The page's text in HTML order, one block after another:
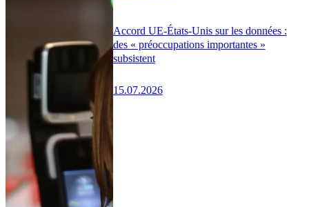
Accord UE-États-Unis sur les données :
des « préoccupations importantes »
subsistent
15.07.2026